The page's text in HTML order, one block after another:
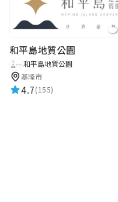
和平島地質公園
和平島地質公園
基隆市
4.7(155)